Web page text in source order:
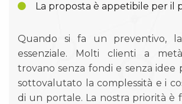
La proposta è appetibile per il
Quando si fa un preventivo,
essenziale. Molti clienti a
trovano senza fondi e senza idee
sottovalutato la complessità e i
di un portale. La nostra priorità è